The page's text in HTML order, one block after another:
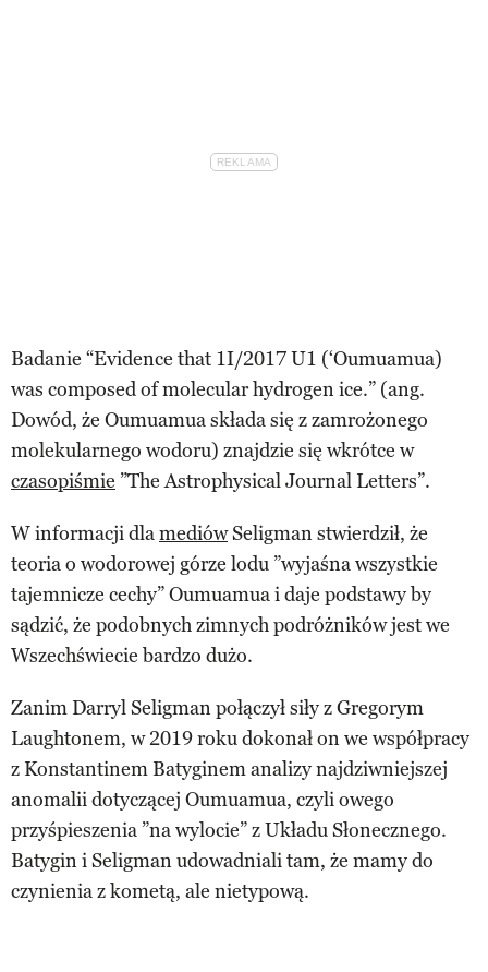
Badanie “Evidence that 1I/2017 U1 (‘Oumuamua)
was composed of molecular hydrogen ice.” (ang.
Dowód, że Oumuamua składa się z zamrożonego
molekularnego wodoru) znajdzie się wkrótce w
czasopiśmie ”The Astrophysical Journal Letters”.
W informacji dlamediówSeligman stwierdził, że
teoria o wodorowej górze lodu ”wyjaśna wszystkie
tajemnicze cechy” Oumuamua i daje podstawy by
sądzić, że podobnych zimnych podróżników jest we
Wszechświecie bardzo dużo.
Zanim Darryl Seligman połączył siły z Gregorym
Laughtonem, w 2019 roku dokonał on we współpracy
z Konstantinem Batyginem analizy najdziwniejszej
anomalii dotyczącej Oumuamua, czyli owego
przyśpieszenia ”na wylocie” z Układu Słonecznego.
Batygin i Seligman udowadniali tam, że mamy do
czynienia z kometą, ale nietypową.